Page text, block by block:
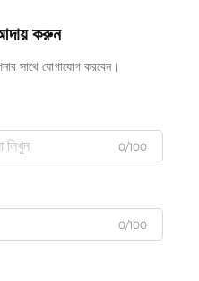
করুন
সাথে যোগাযোগ করবেন।
0/100
0/100